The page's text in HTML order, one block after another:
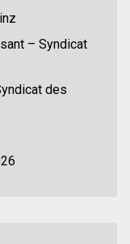
– Syndicat
des